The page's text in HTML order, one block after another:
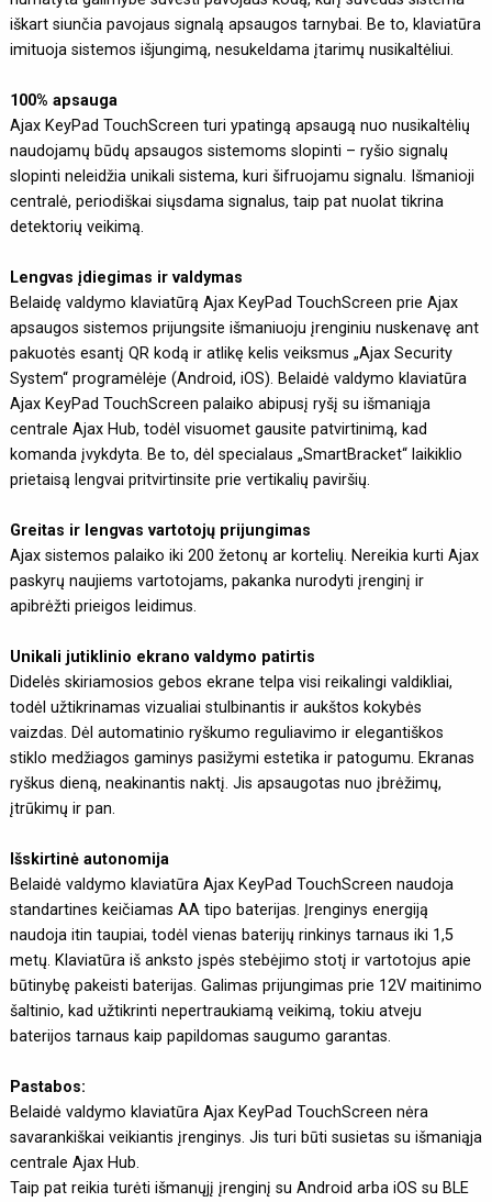
iškart siunčia pavojaus signalą apsaugos tarnybai. Be to, klaviatūra
imituoja sistemos išjungimą, nesukeldama įtarimų nusikaltėliui.
100% apsauga
Ajax KeyPad TouchScreen turi ypatingą apsaugą nuo nusikaltėlių
naudojamų būdų apsaugos sistemoms slopinti – ryšio signalų
slopinti neleidžia unikali sistema, kuri šifruojamu signalu. Išmanioji
centralė, periodiškai siųsdama signalus, taip pat nuolat tikrina
detektorių veikimą.
Lengvas įdiegimas ir valdymas
Belaidę valdymo klaviatūrą Ajax KeyPad TouchScreen prie Ajax
apsaugos sistemos prijungsite išmaniuoju įrenginiu nuskenavę ant
pakuotės esantį QR kodą ir atlikę kelis veiksmus „Ajax Security
System“ programėlėje (Android, iOS). Belaidė valdymo klaviatūra
Ajax KeyPad TouchScreen palaiko abipusį ryšį su išmaniąja
centrale Ajax Hub, todėl visuomet gausite patvirtinimą, kad
komanda įvykdyta. Be to, dėl specialaus „SmartBracket“ laikiklio
prietaisą lengvai pritvirtinsite prie vertikalių paviršių.
Greitas ir lengvas vartotojų prijungimas
Ajax sistemos palaiko iki 200 žetonų ar kortelių. Nereikia kurti Ajax
paskyrų naujiems vartotojams, pakanka nurodyti įrenginį ir
apibrėžti prieigos leidimus.
Unikali jutiklinio ekrano valdymo patirtis
Didelės skiriamosios gebos ekrane telpa visi reikalingi valdikliai,
todėl užtikrinamas vizualiai stulbinantis ir aukštos kokybės
vaizdas. Dėl automatinio ryškumo reguliavimo ir elegantiškos
stiklo medžiagos gaminys pasižymi estetika ir patogumu. Ekranas
ryškus dieną, neakinantis naktį. Jis apsaugotas nuo įbrėžimų,
įtrūkimų ir pan.
Išskirtinė autonomija
Belaidė valdymo klaviatūra Ajax KeyPad TouchScreen naudoja
standartines keičiamas AA tipo baterijas. Įrenginys energiją
naudoja itin taupiai, todėl vienas baterijų rinkinys tarnaus iki 1,5
metų. Klaviatūra iš anksto įspės stebėjimo stotį ir vartotojus apie
būtinybę pakeisti baterijas. Galimas prijungimas prie 12V maitinimo
šaltinio, kad užtikrinti nepertraukiamą veikimą, tokiu atveju
baterijos tarnaus kaip papildomas saugumo garantas.
Pastabos:
Belaidė valdymo klaviatūra Ajax KeyPad TouchScreen nėra
savarankiškai veikiantis įrenginys. Jis turi būti susietas su išmaniąja
centrale Ajax Hub.
Taip pat reikia turėti išmanųjį įrenginį su Android arba iOS su BLE